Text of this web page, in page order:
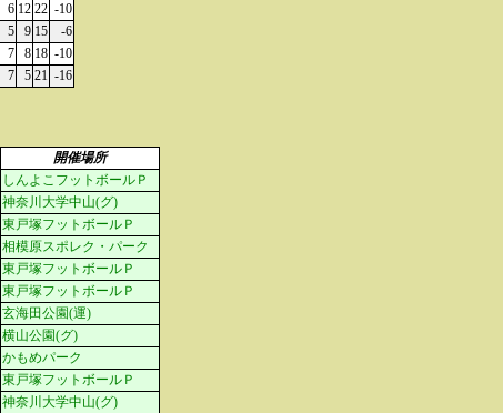
6 12 22 -10
5 9 15
-6
7 8 18 -10
7 5 21 -16
開催場所
しんよこフットボールＰ
神奈川大学中山(グ)
東戸塚フットボールＰ
相模原スポレク・パーク
東戸塚フットボールＰ
東戸塚フットボールＰ
玄海田公園(運)
横山公園(グ)
かもめパーク
東戸塚フットボールＰ
神奈川大学中山(グ)